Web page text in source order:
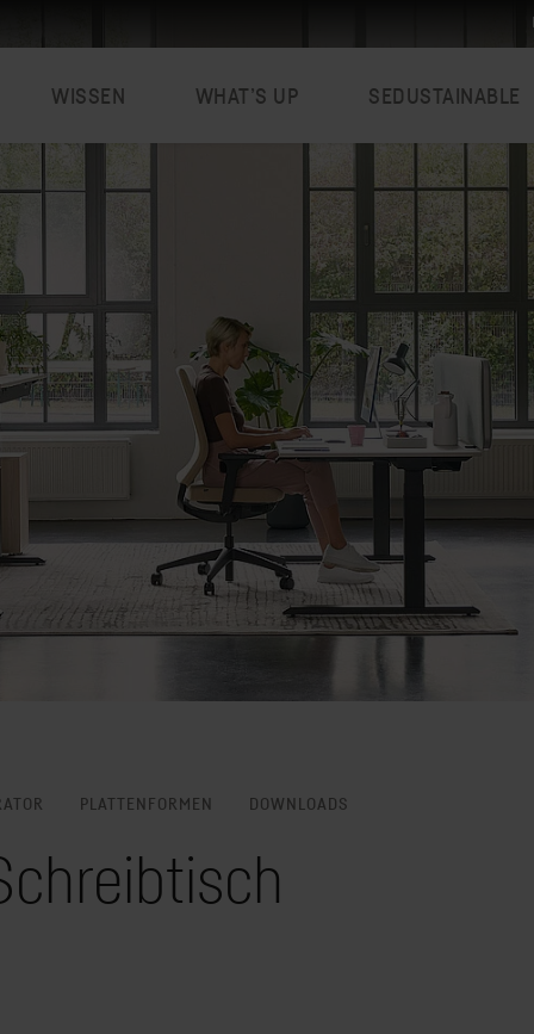
WISSEN WHAT’S UP SEDUSTAINABLE
PLATTENFORMEN DOWNLOADS